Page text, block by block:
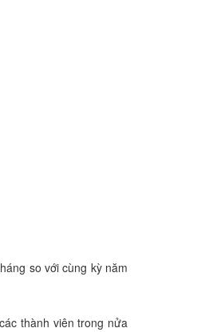
so với cùng kỳ năm
thành viên trong nửa